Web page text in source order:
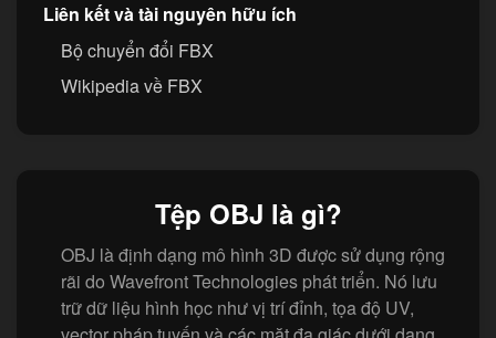
Liên kết và tài nguyên hữu ích
Bộ chuyển đổi FBX
Wikipedia về FBX
Tệp OBJ là gì?
OBJ là định dạng mô hình 3D được sử dụng rộng
rãi do Wavefront Technologies phát triển. Nó lưu
trữ dữ liệu hình học như vị trí đỉnh, tọa độ UV,